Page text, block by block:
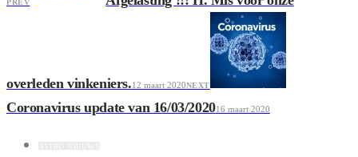
PREV
overleden vinkeniers.12 maart 2020NEXT
Coronavirus update van 16/03/202016 maart 2020